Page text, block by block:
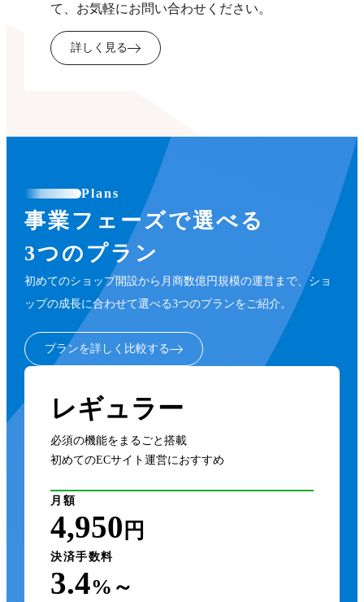
て、お気軽にお問い合わせください。
詳しく見る
Plans
事業フェーズで選べる
3つのプラン
初めてのショップ開設から月商数億円規模の運営まで、ショ
ップの成長に合わせて選べる3つのプランをご紹介。
プランを詳しく比較する
レギュラー
必須の機能をまるごと搭載
初めてのECサイト運営におすすめ
月額
4,950 円
決済手数料
3.4%～